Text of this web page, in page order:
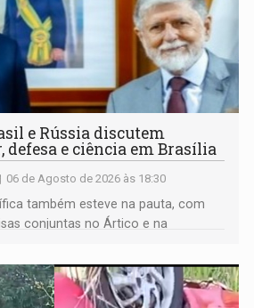
e Rússia discutem
defesa e ciência em Brasília
06 de Agosto de 2026 às 18:30
também esteve na pauta, com
conjuntas no Ártico e na